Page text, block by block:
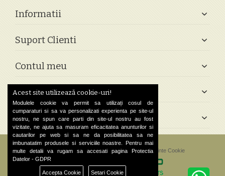
Informatii
Suport Clienti
Contul meu
Follow Us
Contact
© 2026 Greek Shop. All Rights Reserved.Preferinte Cookie
Acest site utilizează cookie-uri!
Modulele cookie va permit sa utilizați cosul de
cumparaturi si sa va personalizati experienta pe site-ul
nostru, ne spun care parti din site-ul nostru au fost
vizitate, ne ajuta sa masuram eficacitatea anunturilor si
cautarilor pe web si sa ne da posibilitatea sa ne
imbunatatim produsele si serviciile noastre. Pentru mai
multe detalii va rugam sa accesati pagina Protectia
Datelor - GDPR
Accepta Cookie Setari Cookie